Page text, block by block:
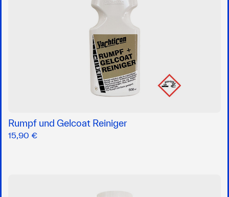
Rumpf und Gelcoat Reiniger
15,90 €